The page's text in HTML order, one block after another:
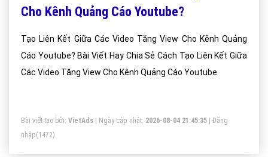
Cho Kênh Quảng Cáo Youtube?
Tạo Liên Kết Giữa Các Video Tăng View Cho Kênh Quảng
Cáo Youtube? Bài Viết Hay Chia Sẻ Cách Tạo Liên Kết Giữa
Các Video Tăng View Cho Kênh Quảng Cáo Youtube
Bài viết tạo bởi: VietAds | Ngày cập nhật: 2026-08-04 21:45:35
Đăng
nhập(1472)